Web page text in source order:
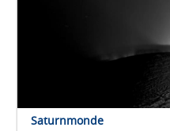
Saturnmonde